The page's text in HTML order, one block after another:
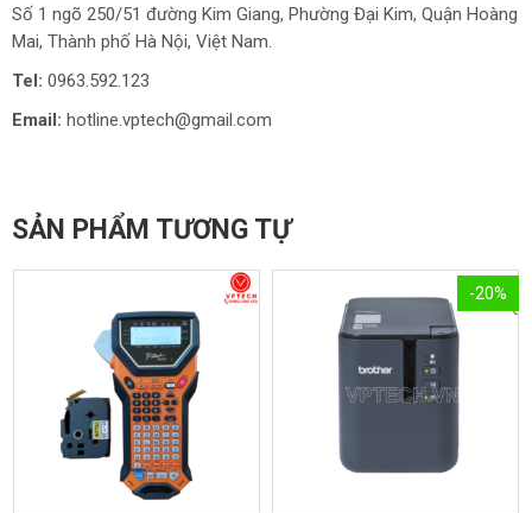
Số 1 ngõ 250/51 đường Kim Giang, Phường Đại Kim, Quận Hoàng
Mai, Thành phố Hà Nội, Việt Nam.
Tel: 0963.592.123
Email: hotline.vptech@gmail.com
SẢN PHẨM TƯƠNG TỰ
-20%